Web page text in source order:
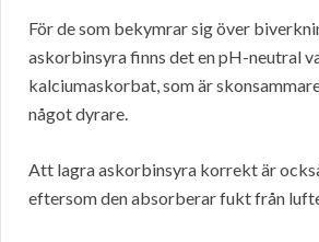
För de som bekymrar sig över
askorbinsyra finns det en pH-neutral
kalciumaskorbat, som är
något dyrare.
Att lagra askorbinsyra korrekt är
eftersom den absorberar fukt från